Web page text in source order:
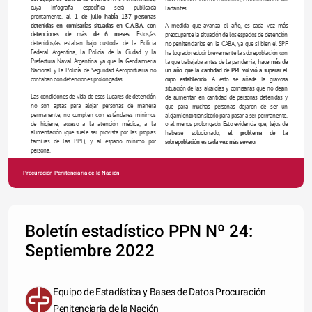
lactantes.
A medida que avanza el año, es cada vez más
preocupante la situación de los espacios de detención
no penitenciarios en la CABA, ya que si bien el SPF
ha logrado reducir brevemente la sobrepoblación con
la que trabajaba antes de la pandemia, hace más de
un año que la cantidad de PPL volvió a superar el
cupo establecido. A esto se añade la gravosa
situación de las alcaidías y comisarías que no dejan
de aumentar en cantidad de personas detenidas y
que para muchas personas dejaron de ser un
alojamiento transitorio para pasar a ser permanente,
o al menos prolongado. Esto evidencia que, lejos de
haberse solucionado, el problema de la
sobrepoblación es cada vez más severo.
cuya infografía específica será publicada
prontamente, al 1 de julio había 137 personas
detenidas en comisarías situadas en C.A.B.A. con
detenciones de más de 6 meses. Estos/as
detenidos/as estaban bajo custodia de la Policía
Federal Argentina, la Policía de la Ciudad y la
Prefectura Naval Argentina ya que la Gendarmería
Nacional y la Policía de Seguridad Aeroportuaria no
contaban con detenciones prolongadas.
Las condiciones de vida de esos lugares de detención
no son aptas para alojar personas de manera
permanente, no cumplen con estándares mínimos
de higiene, acceso a la atención médica, a la
alimentación (que suele ser provista por las propias
familias de las PPL), y al espacio mínimo por
persona.
Procuración Penitenciaria de la Nación
Boletín estadístico PPN Nº 24:
Septiembre 2022
Equipo de Estadística y Bases de Datos Procuración
Penitenciaria de la Nación